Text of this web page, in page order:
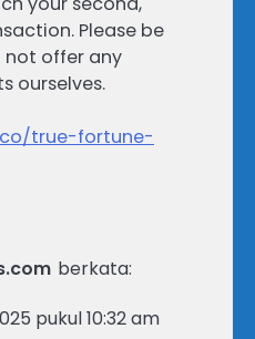
Please be
not offer any
ourselves.
true-fortune-
berkata:
pukul 10:32 am